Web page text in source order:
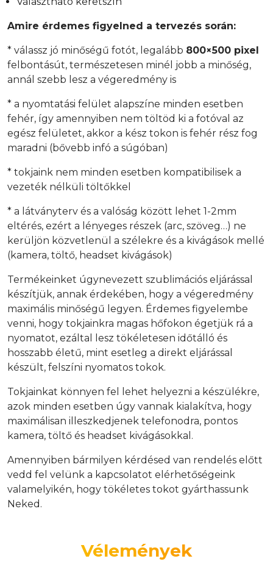
Amire érdemes figyelned a tervezés során:
* válassz jó minőségű fotót, legalább 800×500 pixel
felbontásút, természetesen minél jobb a minőség,
annál szebb lesz a végeredmény is
* a nyomtatási felület alapszíne minden esetben
fehér, így amennyiben nem töltöd ki a fotóval az
egész felületet, akkor a kész tokon is fehér rész fog
maradni (bővebb infó a súgóban)
* tokjaink nem minden esetben kompatibilisek a
vezeték nélküli töltőkkel
* a látványterv és a valóság között lehet 1-2mm
eltérés, ezért a lényeges részek (arc, szöveg…) ne
kerüljön közvetlenül a szélekre és a kivágások mellé
(kamera, töltő, headset kivágások)
Termékeinket úgynevezett szublimációs eljárással
készítjük, annak érdekében, hogy a végeredmény
maximális minőségű legyen. Érdemes figyelembe
venni, hogy tokjainkra magas hőfokon égetjük rá a
nyomatot, ezáltal lesz tökéletesen időtálló és
hosszabb életű, mint esetleg a direkt eljárással
készült, felszíni nyomatos tokok.
Tokjainkat könnyen fel lehet helyezni a készülékre,
azok minden esetben úgy vannak kialakítva, hogy
maximálisan illeszkedjenek telefonodra, pontos
kamera, töltő és headset kivágásokkal.
Amennyiben bármilyen kérdésed van rendelés előtt
vedd fel velünk a kapcsolatot elérhetőségeink
valamelyikén, hogy tökéletes tokot gyárthassunk
Neked.
Vélemények